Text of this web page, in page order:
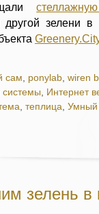
зелени в
сам, ponylab, wiren
, Интернет
, теплица,
зелень в